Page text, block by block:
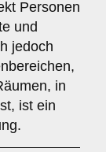
Personen
und
jedoch
in
ist ein